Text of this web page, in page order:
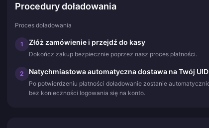
Procedury doładowania
Proces doładowania
1 Złóż zamówienie i przejdź do kasy
Dokończ zakup bezpiecznie poprzez nasz proces płatności.
2 Natychmiastowa automatyczna dostawa na Twój UID
Po potwierdzeniu płatności doładowanie zostanie
bez konieczności logowania się na konto.